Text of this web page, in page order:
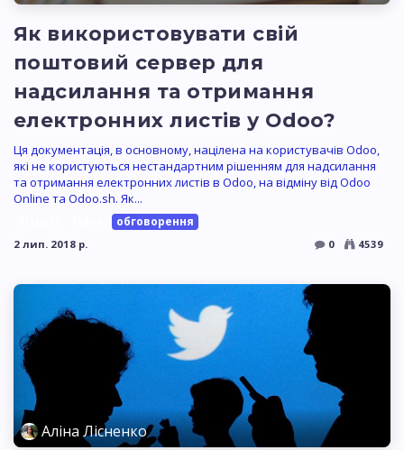
Як використовувати свій
поштовий сервер для
надсилання та отримання
електронних листів у Odoo?
Ця документація, в основному, націлена на користувачів Odoo,
які не користуються нестандартним рішенням для надсилання
та отримання електронних листів в Odoo, на відміну від Odoo
Online та Odoo.sh. Як...
обговорення
2 лип. 2018 р. 0 4539
Аліна Лісненко